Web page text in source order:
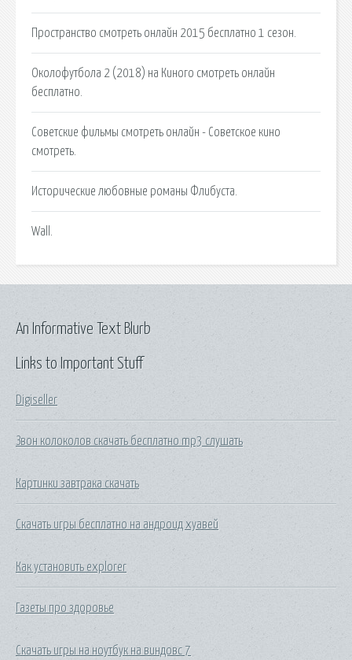
Пространство смотреть онлайн 2015 бесплатно 1 сезон.
Околофутбола 2 (2018) на Киного смотреть онлайн
бесплатно.
Советские фильмы смотреть онлайн - Советское кино
смотреть.
Исторические любовные романы Флибуста.
Wall.
Links to Important Stuff
Digiseller
Звон колоколов скачать бесплатно mp3 слушать
Картинки завтрака скачать
Скачать игры бесплатно на андроид хуавей
Как установить explorer
Газеты про здоровье
Скачать игры на ноутбук на виндовс 7
An Informative Text Blurb